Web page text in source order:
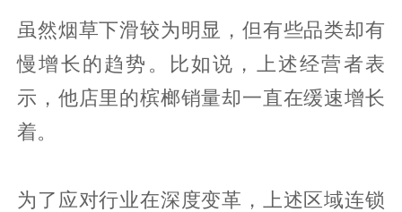
虽然烟草下滑较为明显，但有些品类却有
慢增长的趋势。比如说，上述经营者表
示，他店里的槟榔销量却一直在缓速增长
着。
为了应对行业在深度变革，上述区域连锁